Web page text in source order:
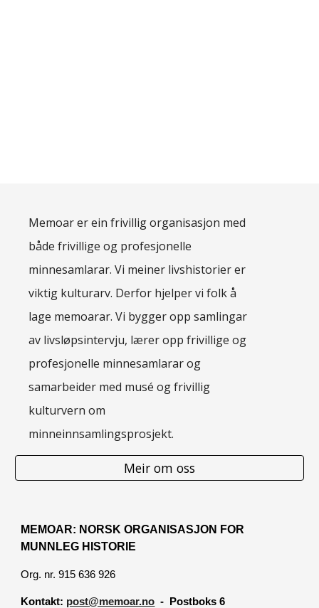
Memoar er ein frivillig organisasjon med
både frivillige og profesjonelle
minnesamlarar. Vi meiner livshistorier er
viktig kulturarv. Derfor hjelper vi folk å
lage memoarar. Vi bygger opp samlingar
av livsløpsintervju, lærer opp frivillige og
profesjonelle minnesamlarar og
samarbeider med musé og frivillig
kulturvern om
minneinnsamlingsprosjekt.
Meir om oss
MEMOAR: NORSK ORGANISASJON FOR
MUNNLEG HISTORIE
Org. nr. 915 636 926
Kontakt: post@memoar.no - Postboks 6